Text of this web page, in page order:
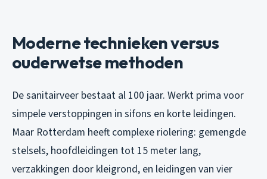
Moderne technieken versus
ouderwetse methoden
De sanitairveer bestaat al 100 jaar. Werkt prima voor
simpele verstoppingen in sifons en korte leidingen.
Maar Rotterdam heeft complexe riolering: gemengde
stelsels, hoofdleidingen tot 15 meter lang,
verzakkingen door kleigrond, en leidingen van vier